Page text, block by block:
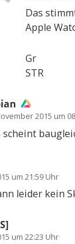
Das
Apple
Gr
STR
2015 um
scheint
um 21:59 Uhr
leider kein
um 22:23 Uhr